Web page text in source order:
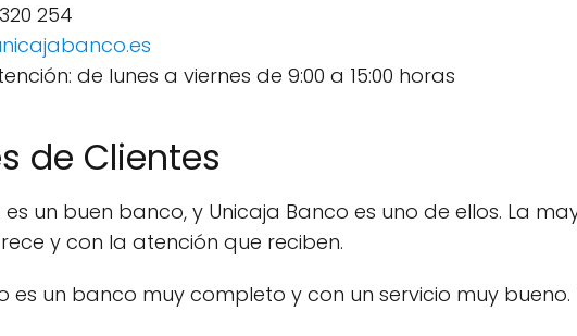
254
de lunes a viernes de 9:00 a 15:00 horas
de Clientes
un buen banco, y Unicaja Banco es uno de ellos. La
y con la atención que reciben.
es un banco muy completo y con un servicio muy